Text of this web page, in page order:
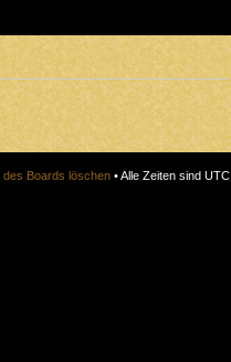
des Boards löschen • Alle Zeiten sind UTC